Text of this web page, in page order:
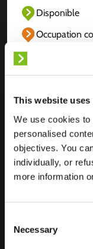
This website uses
We use cookies
personalised
objectives. You
individually, or
more information
Selection
Necessary
Disponible
Occupation